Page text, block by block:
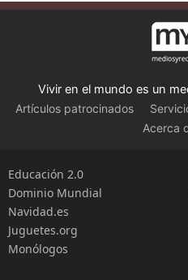
Vivir en el mundo es un
Artículos patrocinados
Acerca
Educación 2.0
Dominio Mundial
Navidad.es
Juguetes.org
Monólogos